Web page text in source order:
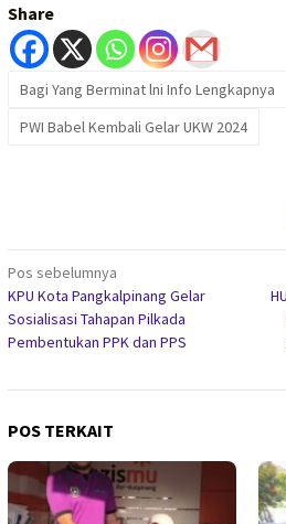
Share
Bagi Yang Berminat lni Info Lengkapnya
PWI Babel Kembali Gelar UKW 2024
Navigasi
pos
Pos sebelumnya
KPU Kota Pangkalpinang Gelar
Sosialisasi Tahapan Pilkada
Pembentukan PPK dan PPS
POS TERKAIT